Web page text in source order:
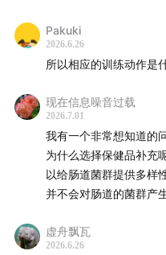
在拉雪橇车那一站，落地
诊断结果是TFCC 损伤
在接下来几个月的康复过
从没系统想过的事：
关节软骨，到底是怎么受
我们能做什么来真正保护
今天这期，我把这段经历
Pakuki
2026.6.26
所以相应的训练动作是
现在信息噪音过载
2026.7.01
我有一个非常想知道的
为什么选择保健品补充
以给肠道菌群提供多样
并不会对肠道的菌群产
虚舟飘瓦
2026.6.26